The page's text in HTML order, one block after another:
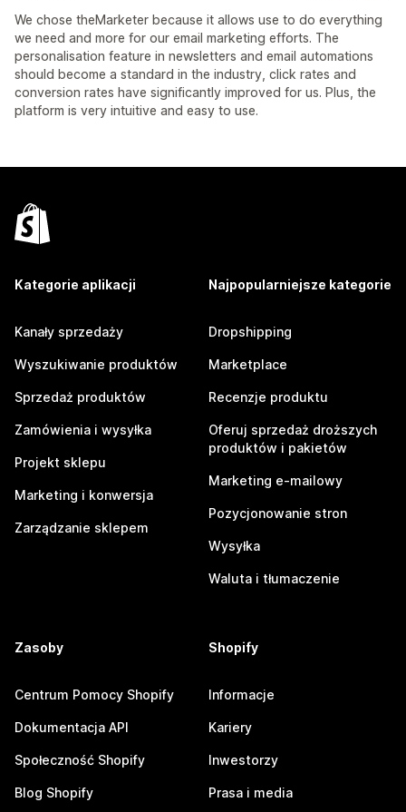
We chose theMarketer because it allows use to do everything
we need and more for our email marketing efforts. The
personalisation feature in newsletters and email automations
should become a standard in the industry, click rates and
conversion rates have significantly improved for us. Plus, the
platform is very intuitive and easy to use.
Kategorie aplikacji
Kanały sprzedaży
Wyszukiwanie produktów
Sprzedaż produktów
Zamówienia i wysyłka
Projekt sklepu
Marketing i konwersja
Zarządzanie sklepem
Najpopularniejsze kategorie
Dropshipping
Marketplace
Recenzje produktu
Oferuj sprzedaż droższych
produktów i pakietów
Marketing e-mailowy
Pozycjonowanie stron
Wysyłka
Waluta i tłumaczenie
Zasoby
Centrum Pomocy Shopify
Dokumentacja API
Społeczność Shopify
Blog Shopify
Shopify
Informacje
Kariery
Inwestorzy
Prasa i media